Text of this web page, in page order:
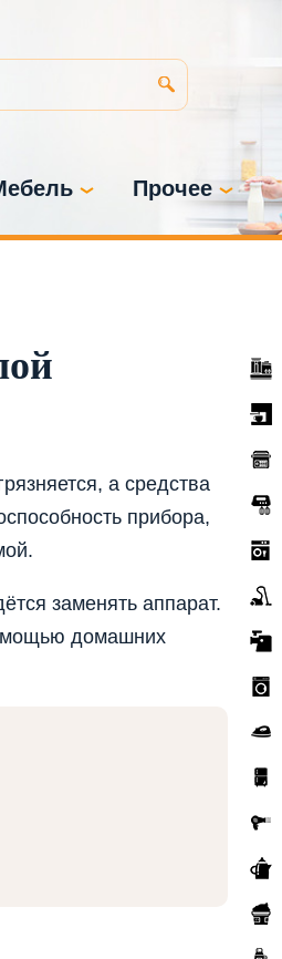
Прочее
а средства
прибора,
заменять аппарат.
домашних